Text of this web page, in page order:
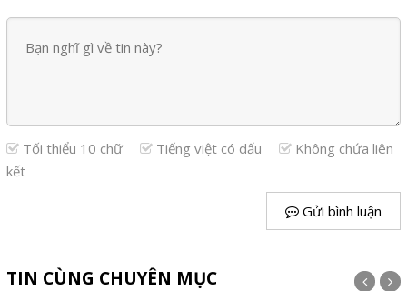
Tối thiểu 10 chữ Tiếng việt có dấu
Không chứa liên
kết
Gửi bình luận
TIN CÙNG CHUYÊN MỤC